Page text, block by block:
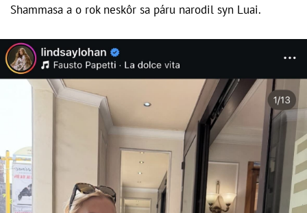
Shammasa a o rok neskôr sa páru narodil syn Luai.